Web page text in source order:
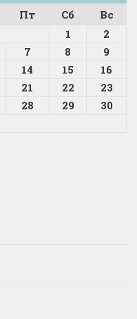
Пт Сб
Вс
1
2
7 8
9
14 15
16
21 22
23
28 29
30